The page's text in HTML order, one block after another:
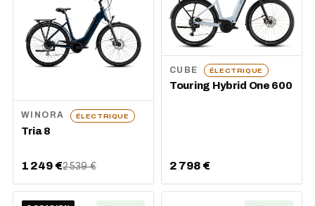
WINORA ÉLECTRIQUE
Tria 8
1 249 €2 539 €
CUBE ÉLECTRIQUE
Touring Hybrid One 600
2 798 €